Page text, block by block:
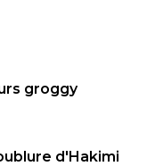
groggy
d'Hakimi